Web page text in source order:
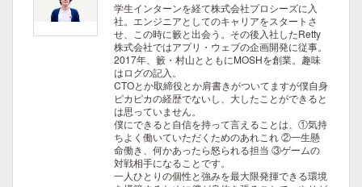
学生インターンを経て株式会社プロシーズに入
社。エンジニアとしてのキャリアをスタートさ
せ、この時に籔と出会う。その後入社したRetty
株式会社ではアプリ・ウェブの企画開発に従事。
2017年、籔・村山とともにMOSHを創業。趣味
はログの記入。
CTOとか取締役とか肩書きがついてますが僕自身
ピカピカの経歴でないし、大したことができると
は思っていません。
僕にできると自信を持って言えることは、①気持
ちよく働いていただくためのあれこれ ②一生懸
命働き、何かあったら怒られる担当 ③ゲームの
対戦相手になることです。
一人ひとりの個性と強みを最大限発揮できる環境